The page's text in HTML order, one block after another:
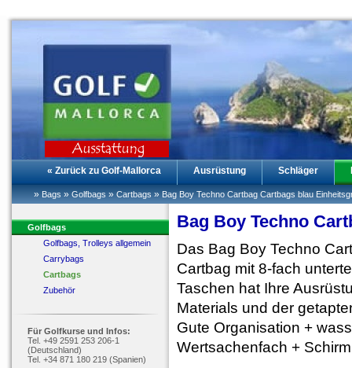
« Zurück zu Golf-Mallorca Ausrüstung Schläger
» Bags » Golfbags » Cartbags » Bag Boy Techno Cartbag Cartbags blau
Golfbags
Golfbags, Trolleys allgemein
Carrybags
Cartbags
Zubehör
Für Golfkurse und Infos:
Tel. +49 2591 253 206-1
(Deutschland)
Tel. +34 871 180 219 (Spanien)
Bag Boy Techno
Das Bag Boy Techno
Cartbag mit 8-fach
Taschen hat Ihre
Materials und der
Gute Organisation +
Wertsachenfach +